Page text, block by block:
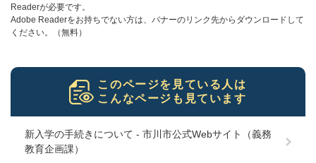
Readerが必要です。
Adobe Readerをお持ちでない方は、バナーのリンク先からダウンロードして
ください。（無料）
このページを見ている人は
こんなページも見ています
新入学の手続きについて - 市川市公式Webサイト（義務
教育企画課）